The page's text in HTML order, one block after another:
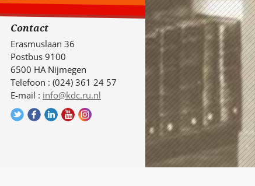
Contact
Erasmuslaan 36
Postbus 9100
6500 HA Nijmegen
Telefoon : (024) 361 24 57
E-mail : info@kdc.ru.nl